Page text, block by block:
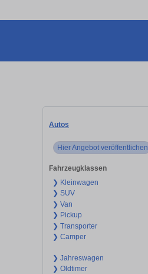
Autos
Hier Angebot veröffentlichen
Fahrzeugklassen
❯ Kleinwagen
❯ SUV
❯ Van
❯ Pickup
❯ Transporter
❯ Camper
❯ Jahreswagen
❯ Oldtimer